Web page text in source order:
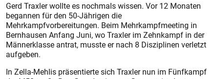
Gerd Traxler wollte es nochmals wissen. Vor 12 Monaten
begannen für den 50-Jährigen die
Mehrkampfvorbereitungen. Beim Mehrkampfmeeting in
Bernhausen Anfang Juni, wo Traxler im Zehnkampf in der
Männerklasse antrat, musste er nach 8 Disziplinen verletzt
aufgeben.
In Zella-Mehlis präsentierte sich Traxler nun im Fünfkampf